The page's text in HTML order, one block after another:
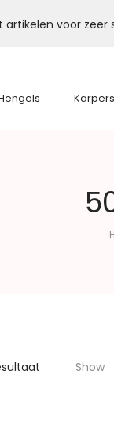
voor zeer
Karpers
Show